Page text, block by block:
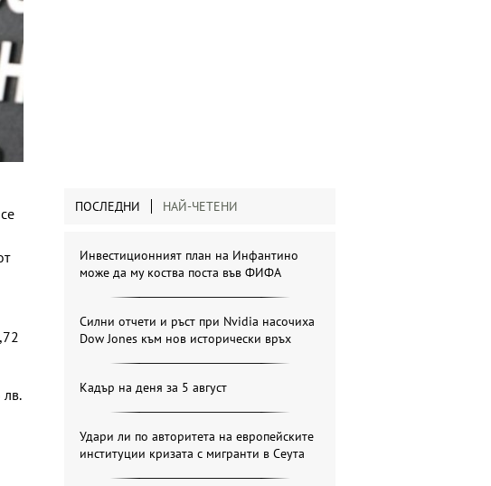
ПОСЛЕДНИ НАЙ-ЧЕТЕНИ
Инвестиционният план на Инфантино
може да му коства поста във ФИФА
Силни отчети и ръст при Nvidia насочиха
Dow Jones към нов исторически връх
Кадър на деня за 5 август
Удари ли по авторитета на европейските
институции кризата с мигранти в Сеута